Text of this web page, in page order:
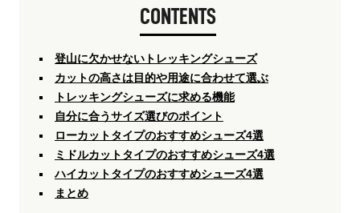
CONTENTS
登山に欠かせないトレッキングシューズ
カットの高さは目的や用途に合わせて選ぶ
トレッキングシューズに求める機能
自分に合うサイズ選びのポイント
ローカットタイプのおすすめシューズ4選
ミドルカットタイプのおすすめシューズ4選
ハイカットタイプのおすすめシューズ4選
まとめ